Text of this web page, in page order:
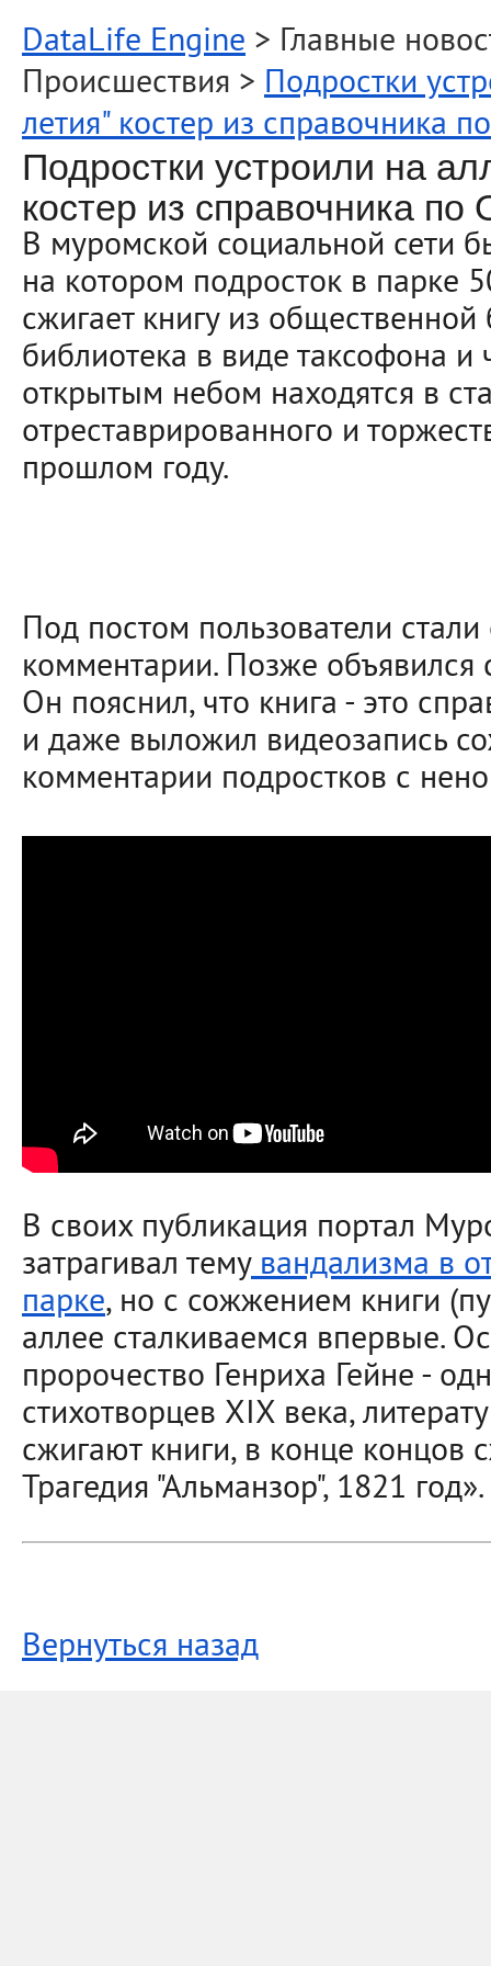
DataLife Engine > Главные
Происшествия > Подростки
летия" костер из справочника
Подростки устроили на
костер из справочника по
В муромской социальной сети
на котором подросток в парке
сжигает книгу из
библиотека в виде таксофона и
открытым небом находятся в
отреставрированного и
прошлом году.
Под постом пользователи
комментарии. Позже объявился
Он пояснил, что книга - это
и даже выложил видеозапись
комментарии подростков с
В своих публикация портал
затрагивал темувандализма в
парке, но с сожжением книги
аллее сталкиваемся впервые.
пророчество Генриха Гейне -
стихотворцев XIX века,
сжигают книги, в конце концов
Трагедия "Альманзор", 1821 год».
Вернуться назад